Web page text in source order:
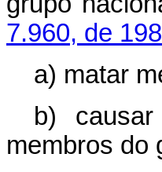
7.960, de
a) matar
b)
membros do